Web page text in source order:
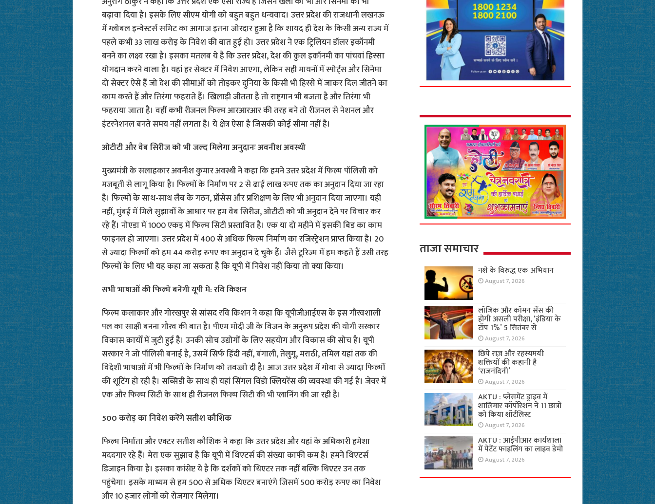
बढ़ावा दिया है। इसके लिए सीएम योगी को बहुत बहुत धन्यवाद। उत्तर प्रदेश की राजधानी लखनऊ
में ग्लोबल इन्वेस्टर्स समिट का आगाज इतना जोरदार हुआ है कि शायद ही देश के किसी अन्य राज्य में
पहले कभी 33 लाख करोड़ के निवेश की बात हुई हो। उत्तर प्रदेश ने एक ट्रिलियन डॉलर इकॉनमी
बनने का लक्ष्य रखा है। इसका मतलब ये है कि उत्तर प्रदेश, देश की कुल इकॉनमी का पांचवां हिस्सा
योगदान करने वाला है। यहां हर सेक्टर में निवेश आएगा, लेकिन सही मायनों में स्पोर्ट्स और सिनेमा
दो सेक्टर ऐसे हैं जो देश की सीमाओं को तोड़कर दुनिया के किसी भी हिस्से में जाकर दिल जीतने का
काम करते हैं और तिरंगा फहराते हैं। खिलाड़ी जीतता है तो राष्ट्रगान भी बजता है और तिरंगा भी
फहराया जाता है। वहीं कभी रीजनल फिल्म आरआरआर की तरह बने तो रीजनल से नेशनल और
इंटरनेशनल बनते समय नहीं लगता है। ये क्षेत्र ऐसा है जिसकी कोई सीमा नहीं है।
ओटीटी और वेब सिरीज को भी जल्द मिलेगा अनुदानः अवनीश अवस्थी
मुख्यमंत्री के सलाहकार अवनीश कुमार अवस्थी ने कहा कि हमने उत्तर प्रदेश में फिल्म पॉलिसी को
मजबूती से लागू किया है। फिल्मों के निर्माण पर 2 से ढाई लाख रुपए तक का अनुदान दिया जा रहा
है। फिल्मों के साथ-साथ लैब के गठन, प्रॉसेस और प्रशिक्षण के लिए भी अनुदान दिया जाएगा। यही
नहीं, मुंबई में मिले सुझावों के आधार पर हम वेब सिरीज, ओटीटी को भी अनुदान देने पर विचार कर
रहे हैं। नोएडा में 1000 एकड़ में फिल्म सिटी प्रस्तावित है। एक या दो महीने में इसकी बिड का काम
फाइनल हो जाएगा। उत्तर प्रदेश में 400 से अधिक फिल्म निर्माण का रजिस्ट्रेशन प्राप्त किया है। 20
से ज्यादा फिल्मों को हम 44 करोड़ रुपए का अनुदान दे चुके हैं। जैसे टूरिज्म में हम कहते हैं उसी तरह
फिल्मों के लिए भी यह कहा जा सकता है कि यूपी में निवेश नहीं किया तो क्या किया।
सभी भाषाओं की फिल्में बनेंगी यूपी में: रवि किशन
फिल्म कलाकार और गोरखपुर से सांसद रवि किशन ने कहा कि यूपीजीआईएस के इस गौरवशाली
पल का साक्षी बनना गौरव की बात है। पीएम मोदी जी के विजन के अनुरूप प्रदेश की योगी सरकार
विकास कार्यों में जुटी हुई है। उनकी सोच उद्योगों के लिए सहयोग और विकास की सोच है। यूपी
सरकार ने जो पॉलिसी बनाई है, उसमें सिर्फ हिंदी नहीं, बंगाली, तेलुगू, मराठी, तमिल यहां तक की
विदेशी भाषाओं में भी फिल्मों के निर्माण को तवज्जो दी है। आज उत्तर प्रदेश में गोवा से ज्यादा फिल्मों
की शूटिंग हो रही है। सब्सिडी के साथ ही यहां सिंगल विंडो क्लियरेंस की व्यवस्था की गई है। जेवर में
एक और फिल्म सिटी के साथ ही रीजनल फिल्म सिटी की भी प्लानिंग की जा रही है।
500 करोड़ का निवेश करेंगे सतीश कौशिक
फिल्म निर्माता और एक्टर सतीश कौशिक ने कहा कि उत्तर प्रदेश और यहां के अधिकारी हमेशा
मददगार रहे हैं। मेरा एक सुझाव है कि यूपी में थिएटर्स की संख्या काफी कम है। हमने थिएटर्स
डिजाइन किया है। इसका कांसेप्ट ये है कि दर्शकों को थिएटर तक नहीं बल्कि थिएटर उन तक
पहुंचेगा। इसके माध्यम से हम 500 से अधिक थिएटर बनाएंगे जिसमें 500 करोड़ रुपए का निवेश
और 10 हजार लोगों को रोजगार मिलेगा।
ताजा समाचार
नशे के विरुद्ध एक अभियान
August 7, 2026
लॉजिक और कॉमन सेंस की
होगी असली परीक्षा, ‘इंडिया के
टॉप 1%’ 5 सितंबर से
August 7, 2026
छिपे राज़ और रहस्यमयी
शक्तियों की कहानी है
‘राजनंदिनी’
August 7, 2026
AKTU : प्लेसमेंट ड्राइव में
शालिमार कॉर्पोरेशन ने 11 छात्रों
को किया शॉर्टलिस्ट
August 7, 2026
AKTU : आईपीआर कार्यशाला
में पेटेंट फाइलिंग का लाइव डेमो
August 7, 2026